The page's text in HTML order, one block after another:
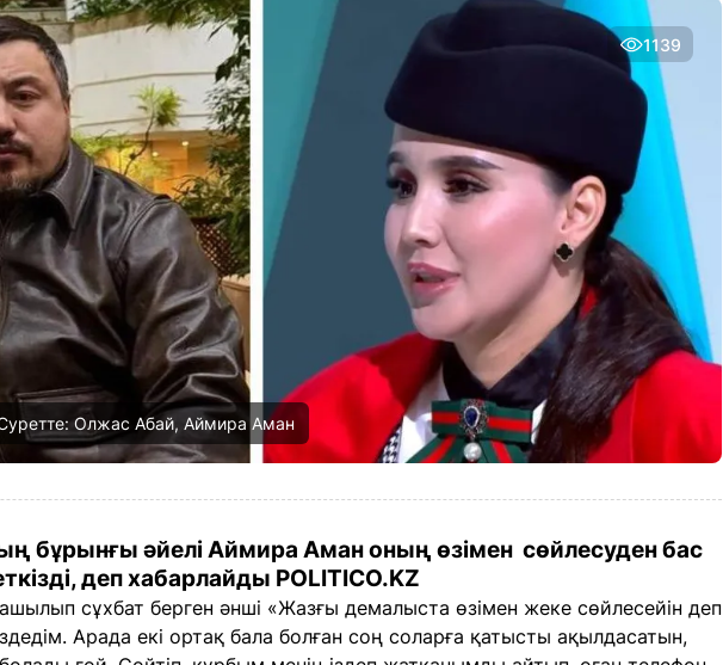
1139
Олжас Абай, Аймира Аман
бұрынғы әйелі Аймира Аман оның өзімен сөйлесуден бас
деп хабарлайды POLITICO.KZ
сұхбат берген әнші «Жазғы демалыста өзімен жеке сөйлесейін деп
Арада екі ортақ бала болған соң соларға қатысты ақылдасатын,